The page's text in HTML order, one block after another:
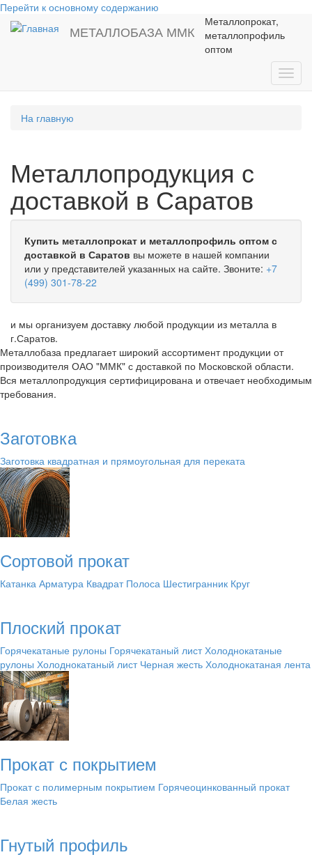
Перейти к основному содержанию
МЕТАЛЛОБАЗА ММК
Металлопрокат,
металлопрофиль
оптом
На главную
Металлопродукция с
доставкой в Саратов
Купить металлопрокат и металлопрофиль оптом с
доставкой в Саратов вы можете в нашей компании
или у представителей указанных на сайте. Звоните: +7
(499) 301-78-22
и мы организуем доставку любой продукции из металла в
г.Саратов.
Металлобаза предлагает широкий ассортимент продукции от
производителя ОАО "ММК" с доставкой по Московской области.
Вся металлопродукция сертифицирована и отвечает необходимым
требования.
Заготовка
Заготовка квадратная и прямоугольная для переката
Сортовой прокат
Катанка Арматура Квадрат Полоса Шестигранник Круг
Плоский прокат
Горячекатаные рулоны Горячекатаный лист Холоднокатаные
рулоны Холоднокатаный лист Черная жесть Холоднокатаная лента
Прокат с покрытием
Прокат с полимерным покрытием Горячеоцинкованный прокат
Белая жесть
Гнутый профиль